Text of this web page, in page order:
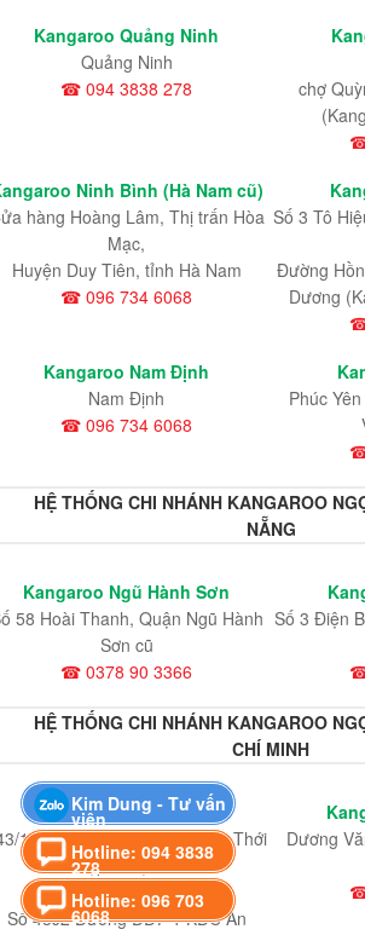
Kangaroo Quảng Ninh
Quảng Ninh
☎ 094 3838 278
chợ
☎
Ninh Bình (Hà Nam cũ)
hàng Hoàng Lâm, Thị trấn Hòa
Mạc,
Huyện Duy Tiên, tỉnh Hà Nam
☎ 096 734 6068
Số 3 Tô
Đường
Dương
☎
Kangaroo Nam Định
Nam Định
☎ 096 734 6068
Phúc
☎
HỆ THỐNG CHI NHÁNH KANGAROO
NẴNG
Kangaroo Ngũ Hành Sơn
58 Hoài Thanh, Quận Ngũ Hành
Sơn cũ
☎ 0378 90 3366
Số 3 Điện
☎
HỆ THỐNG CHI NHÁNH KANGAROO
CHÍ MINH
Kangaroo Quận 12 cũ
1 Quốc Lộ 1 A Phường Tân Thới
Hiệp, Quận 12
☎ 096 734 6068
Số 43J2 Đường DD7-1 KDC An
Dương
☎
Kim Dung - Tư vấn
viên
Hotline: 094 3838
278
Hotline: 096 703
6068